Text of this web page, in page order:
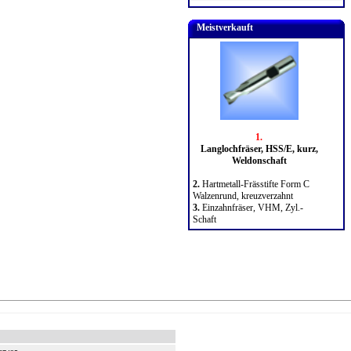
Meistverkauft
1.
Langlochfräser, HSS/E, kurz,
Weldonschaft
2. Hartmetall-Frässtifte Form C
Walzenrund, kreuzverzahnt
3. Einzahnfräser, VHM, Zyl.-
Schaft